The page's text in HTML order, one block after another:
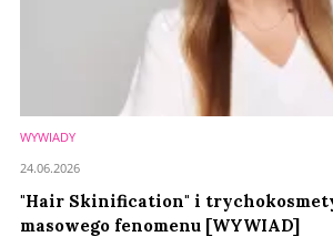
WYWIADY
"Hair Skinification" i
masowego fenomenu [WYWIAD]
24.06.2026